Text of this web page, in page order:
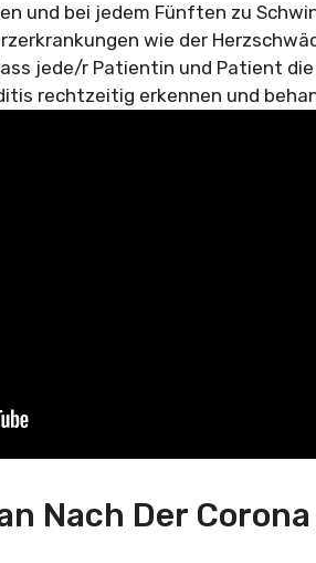
und bei jedem Fünften zu
wie der
jede/r Patientin und Patient
rechtzeitig erkennen und
Nach Der